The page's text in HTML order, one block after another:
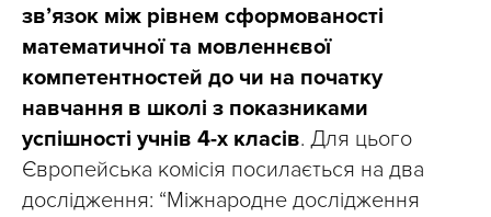
зв’язок між рівнем сформованості
математичної та мовленнєвої
компетентностей до чи на початку
навчання в школі з показниками
успішності учнів 4-х класів. Для цього
Європейська комісія посилається на два
дослідження: “Міжнародне дослідження